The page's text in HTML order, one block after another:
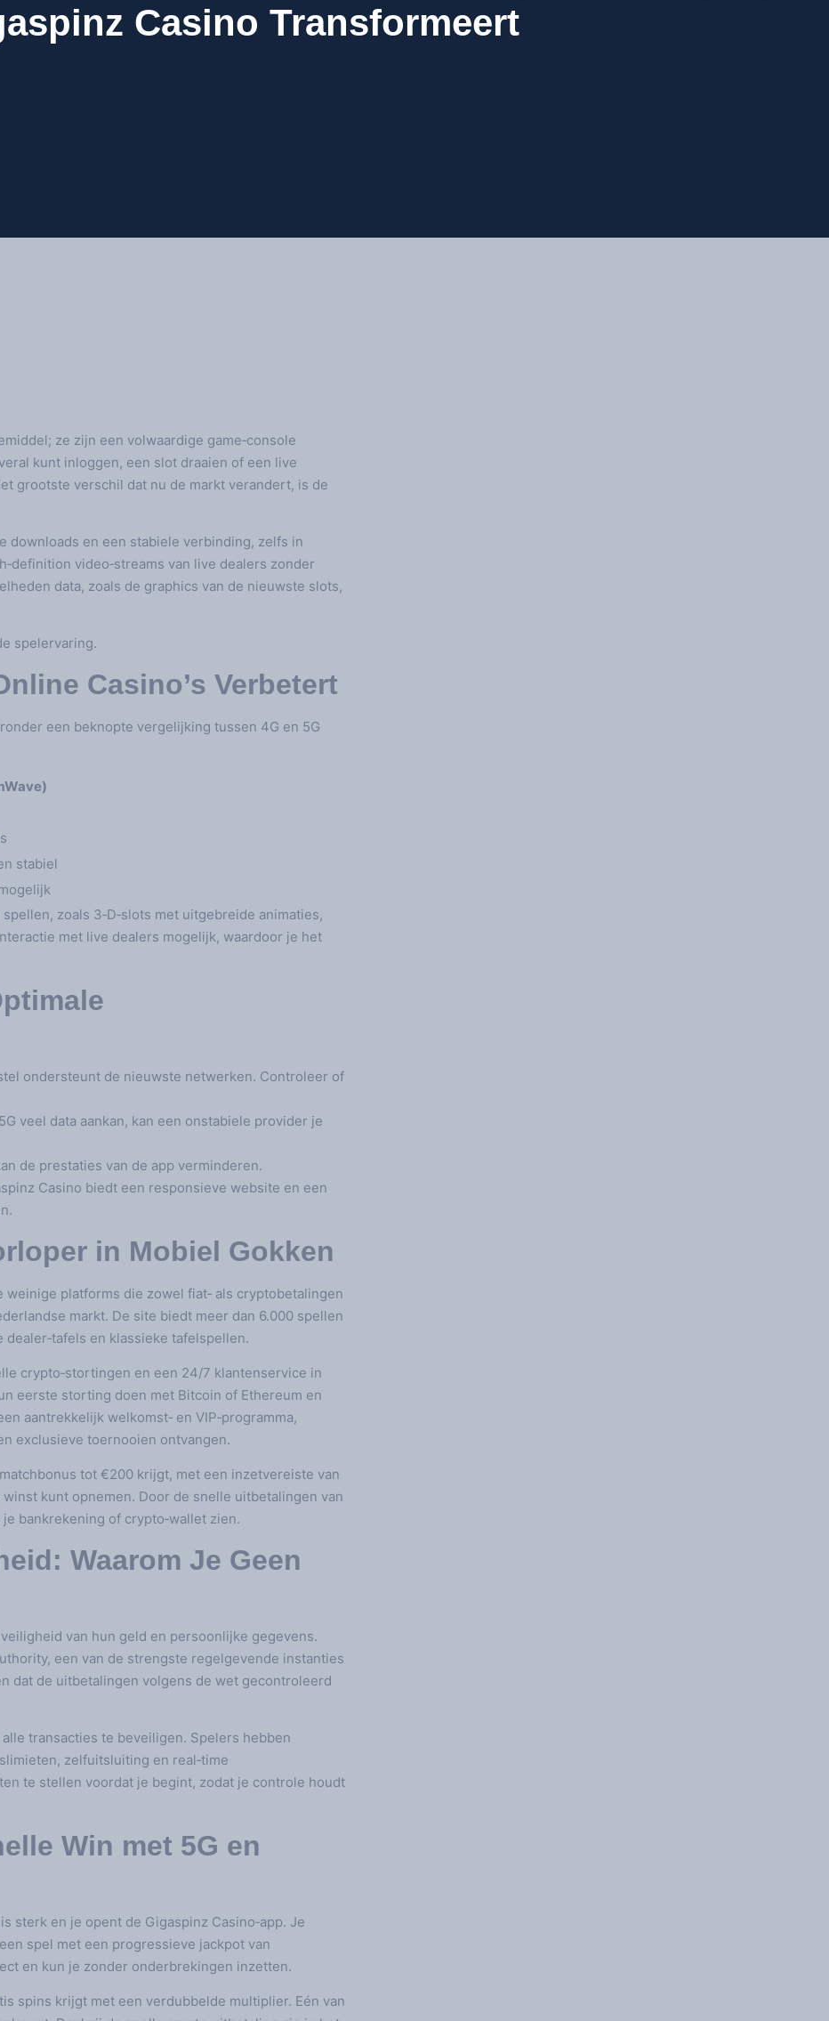
Casino Transformeert
ze zijn een volwaardige game‑console
kunt inloggen, een slot draaien of een live
grootste verschil dat nu de markt verandert, is de
downloads en een stabiele verbinding, zelfs in
video‑streams van live dealers zonder
data, zoals de graphics van de nieuwste slots,
spelervaring.
Casino’s Verbetert
een beknopte vergelijking tussen 4G en 5G
stabiel
zoals 3‑D‑slots met uitgebreide animaties,
met live dealers mogelijk, waardoor je het
ondersteunt de nieuwste netwerken. Controleer of
veel data aankan, kan een onstabiele provider je
de prestaties van de app verminderen.
Casino biedt een responsieve website en een
in Mobiel Gokken
platforms die zowel fiat‑ als cryptobetalingen
markt. De site biedt meer dan 6.000 spellen
en klassieke tafelspellen.
crypto‑stortingen en een 24/7 klantenservice in
eerste storting doen met Bitcoin of Ethereum en
aantrekkelijk welkomst‑ en VIP‑programma,
exclusieve toernooien ontvangen.
tot €200 krijgt, met een inzetvereiste van
kunt opnemen. Door de snelle uitbetalingen van
bankrekening of crypto‑wallet zien.
Waarom Je Geen
van hun geld en persoonlijke gegevens.
een van de strengste regelgevende instanties
dat de uitbetalingen volgens de wet gecontroleerd
transacties te beveiligen. Spelers hebben
zelfuitsluiting en real‑time
te stellen voordat je begint, zodat je controle houdt
Win met 5G en
sterk en je opent de Gigaspinz Casino‑app. Je
spel met een progressieve jackpot van
en kun je zonder onderbrekingen inzetten.
spins krijgt met een verdubbelde multiplier. Eén van